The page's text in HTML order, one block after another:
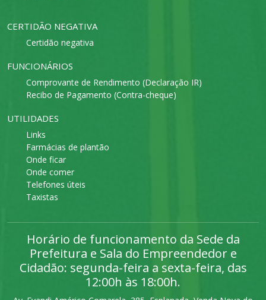
CERTIDÃO NEGATIVA
Certidão negativa
FUNCIONÁRIOS
Comprovante de Rendimento (Declaração IR)
Recibo de Pagamento (Contra-cheque)
UTILIDADES
Links
Farmácias de plantão
Onde ficar
Onde comer
Telefones úteis
Taxistas
Horário de funcionamento da Sede da
Prefeitura e Sala do Empreendedor e
Cidadão: segunda-feira a sexta-feira, das
12:00h às 18:00h.